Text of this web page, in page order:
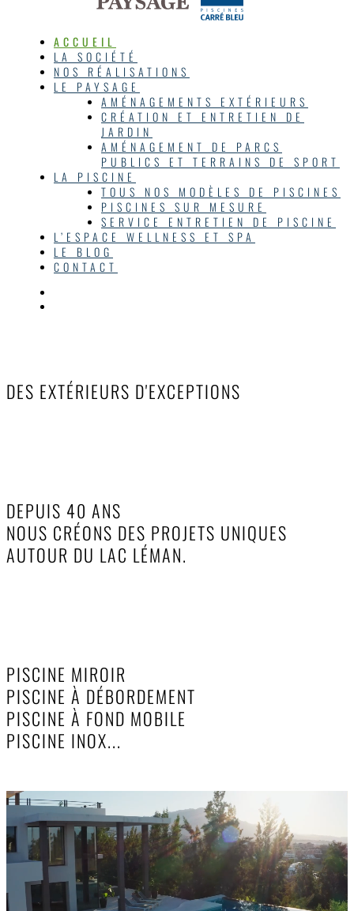
ACCUEIL
LA SOCIÉTÉ
NOS RÉALISATIONS
LE PAYSAGE
AMÉNAGEMENTS EXTÉRIEURS
CRÉATION ET ENTRETIEN DE
JARDIN
AMÉNAGEMENT DE PARCS
PUBLICS ET TERRAINS DE SPORT
LA PISCINE
TOUS NOS MODÈLES DE PISCINES
PISCINES SUR MESURE
SERVICE ENTRETIEN DE PISCINE
L’ESPACE WELLNESS ET SPA
LE BLOG
CONTACT
DES EXTÉRIEURS D'EXCEPTIONS
DEPUIS 40 ANS
NOUS CRÉONS DES PROJETS UNIQUES
AUTOUR DU LAC LÉMAN.
PISCINE MIROIR
PISCINE À DÉBORDEMENT
PISCINE À FOND MOBILE
PISCINE INOX...